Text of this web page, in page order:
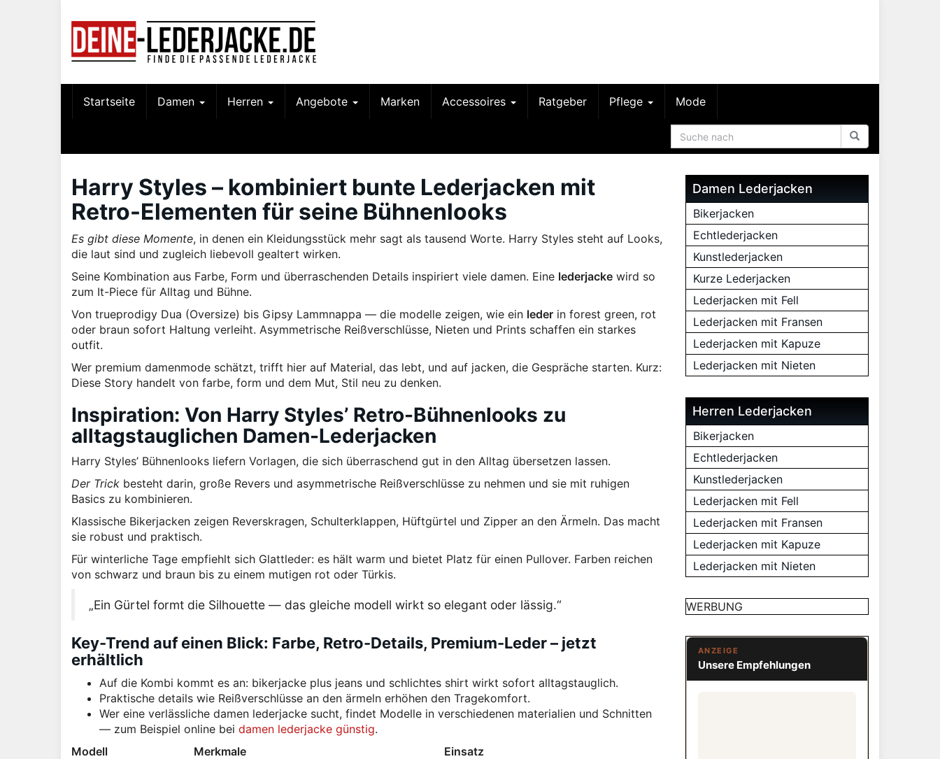
Startseite Damen Herren Angebote Marken Accessoires Ratgeber Pflege Mode
Harry Styles – kombiniert bunte Lederjacken mit
Retro-Elementen für seine Bühnenlooks
Es gibt diese Momente, in denen ein Kleidungsstück mehr sagt als tausend Worte. Harry Styles steht auf Looks,
die laut sind und zugleich liebevoll gealtert wirken.
Seine Kombination aus Farbe, Form und überraschenden Details inspiriert viele damen. Eine lederjacke wird so
zum It-Piece für Alltag und Bühne.
Von trueprodigy Dua (Oversize) bis Gipsy Lammnappa — die modelle zeigen, wie ein leder in forest green, rot
oder braun sofort Haltung verleiht. Asymmetrische Reißverschlüsse, Nieten und Prints schaffen ein starkes
outfit.
Wer premium damenmode schätzt, trifft hier auf Material, das lebt, und auf jacken, die Gespräche starten. Kurz:
Diese Story handelt von farbe, form und dem Mut, Stil neu zu denken.
Inspiration: Von Harry Styles’ Retro-Bühnenlooks zu
alltagstauglichen Damen-Lederjacken
Harry Styles’ Bühnenlooks liefern Vorlagen, die sich überraschend gut in den Alltag übersetzen lassen.
Der Trick besteht darin, große Revers und asymmetrische Reißverschlüsse zu nehmen und sie mit ruhigen
Basics zu kombinieren.
Klassische Bikerjacken zeigen Reverskragen, Schulterklappen, Hüftgürtel und Zipper an den Ärmeln. Das macht
sie robust und praktisch.
Für winterliche Tage empfiehlt sich Glattleder: es hält warm und bietet Platz für einen Pullover. Farben reichen
von schwarz und braun bis zu einem mutigen rot oder Türkis.
„Ein Gürtel formt die Silhouette — das gleiche modell wirkt so elegant oder lässig.“
Key-Trend auf einen Blick: Farbe, Retro-Details, Premium-Leder – jetzt
erhältlich
Auf die Kombi kommt es an: bikerjacke plus jeans und schlichtes shirt wirkt sofort alltagstauglich.
Praktische details wie Reißverschlüsse an den ärmeln erhöhen den Tragekomfort.
Wer eine verlässliche damen lederjacke sucht, findet Modelle in verschiedenen materialien und Schnitten
— zum Beispiel online bei damen lederjacke günstig.
Modell
Merkmale
Einsatz
Damen Lederjacken
Bikerjacken
Echtlederjacken
Kunstlederjacken
Kurze Lederjacken
Lederjacken mit Fell
Lederjacken mit Fransen
Lederjacken mit Kapuze
Lederjacken mit Nieten
Herren Lederjacken
Bikerjacken
Echtlederjacken
Kunstlederjacken
Lederjacken mit Fell
Lederjacken mit Fransen
Lederjacken mit Kapuze
Lederjacken mit Nieten
WERBUNG
ANZEIGE
Unsere Empfehlungen